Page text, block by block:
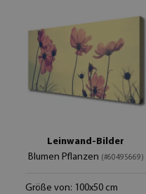
Leinwand-Bilder
Blumen Pflanzen (#60495669)
Größe von: 100x50 cm